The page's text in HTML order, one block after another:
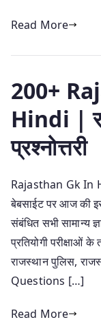
Read More
200+
Hindi |
प्रश्नोत्तरी
Rajasthan Gk In
बेबसाईट पर आज की
संबंधित सभी सामान्य
प्रतियोगी परीक्षाओं
राजस्थान पुलिस,
Questions […]
Read More